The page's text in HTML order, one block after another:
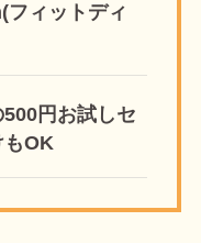
フィットディ
500円お試しセ
もOK